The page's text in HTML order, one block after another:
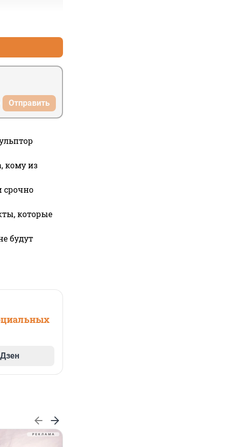
Отправить
кому из
срочно
которые
будут
Дзен